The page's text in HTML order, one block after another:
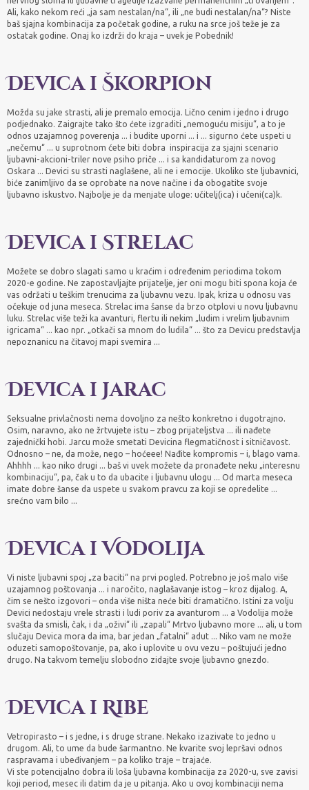
Ali, kako nekom reći „ja sam nestalan/na“, ili „ne budi nestalan/na“? Niste
baš sjajna kombinacija za početak godine, a ruku na srce još teže je za
ostatak godine. Onaj ko izdrži do kraja – uvek je Pobednik!
Devica i Škorpion
Možda su jake strasti, ali je premalo emocija. Lično cenim i jedno i drugo
podjednako. Zaigrajte tako što ćete izgraditi „nemoguću misiju“, a to je
odnos uzajamnog poverenja ... i budite uporni ... i ... sigurno ćete uspeti u
„nečemu“ ... u suprotnom ćete biti dobra inspiracija za sjajni scenario
ljubavni-akcioni-triler nove psiho priče ... i sa kandidaturom za novog
Oskara ... Devici su strasti naglašene, ali ne i emocije. Ukoliko ste ljubavnici,
biće zanimljivo da se oprobate na nove načine i da obogatite svoje
ljubavno iskustvo. Najbolje je da menjate uloge: učitelj(ica) i učeni(ca)k.
Devica i Strelac
Možete se dobro slagati samo u kraćim i određenim periodima tokom
2020-e godine. Ne zapostavljajte prijatelje, jer oni mogu biti spona koja će
vas održati u teškim trenucima za ljubavnu vezu. Ipak, kriza u odnosu vas
očekuje od juna meseca. Strelac ima šanse da brzo otplovi u novu ljubavnu
luku. Strelac više teži ka avanturi, flertu ili nekim „ludim i vrelim ljubavnim
igricama“ ... kao npr. „otkači sa mnom do ludila“ ... što za Devicu predstavlja
nepoznanicu na čitavoj mapi svemira ...
Devica i Jarac
Seksualne privlačnosti nema dovoljno za nešto konkretno i dugotrajno.
Osim, naravno, ako ne žrtvujete istu – zbog prijateljstva ... ili nađete
zajednički hobi. Jarcu može smetati Devicina flegmatičnost i sitničavost.
Odnosno – ne, da može, nego – hoćeee! Nađite kompromis – i, blago vama.
Ahhhh ... kao niko drugi ... baš vi uvek možete da pronađete neku „interesnu
kombinaciju“, pa, čak u to da ubacite i ljubavnu ulogu ... Od marta meseca
imate dobre šanse da uspete u svakom pravcu za koji se opredelite ...
srećno vam bilo ...
Devica i Vodolija
Vi niste ljubavni spoj „za baciti“ na prvi pogled. Potrebno je još malo više
uzajamnog poštovanja ... i naročito, naglašavanje istog – kroz dijalog. A,
čim se nešto izgovori – onda više ništa neće biti dramatično. Istini za volju
Devici nedostaju vrele strasti i ludi poriv za avanturom ... a Vodolija može
svašta da smisli, čak, i da „oživi“ ili „zapali“ Mrtvo ljubavno more ... ali, u tom
slučaju Devica mora da ima, bar jedan „fatalni“ adut ... Niko vam ne može
oduzeti samopoštovanje, pa, ako i uplovite u ovu vezu – poštujući jedno
drugo. Na takvom temelju slobodno zidajte svoje ljubavno gnezdo.
Devica i Ribe
Vetropirasto – i s jedne, i s druge strane. Nekako izazivate to jedno u
drugom. Ali, to ume da bude šarmantno. Ne kvarite svoj lepršavi odnos
raspravama i ubeđivanjem – pa koliko traje – trajaće.
Vi ste potencijalno dobra ili loša ljubavna kombinacija za 2020-u, sve zavisi
koji period, mesec ili datim da je u pitanja. Ako u ovoj kombinaciji nema